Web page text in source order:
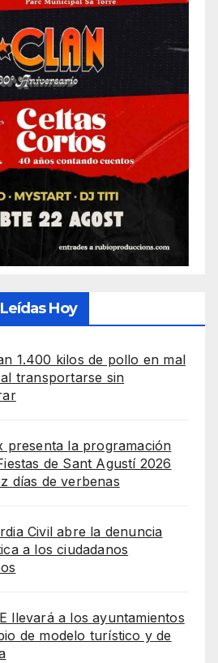
Hoy
1.400 kilos de pollo en mal
transportarse sin
presenta la programación
de Sant Agustí 2026
días de verbenas
Civil abre la denuncia
a los ciudadanos
llevará a los ayuntamientos
de modelo turístico y de